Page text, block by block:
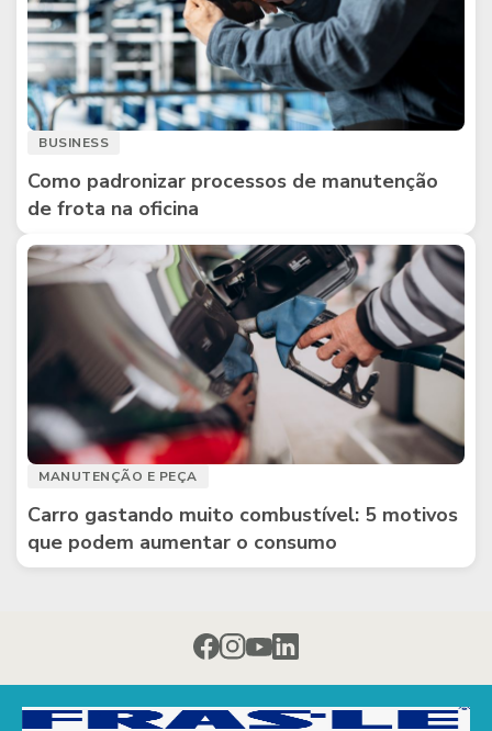
BUSINESS
Como padronizar processos de manutenção
de frota na oficina
MANUTENÇÃO E PEÇA
Carro gastando muito combustível: 5 motivos
que podem aumentar o consumo